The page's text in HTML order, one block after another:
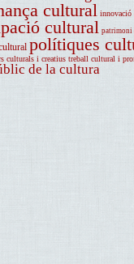
cultural innovació
cultural patrimoni
polítiques
culturals i creatius treball cultural i
de la cultura